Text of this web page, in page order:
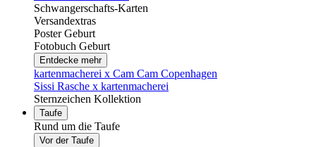
Schwangerschafts-Karten
Versandextras
Poster Geburt
Fotobuch Geburt
Entdecke mehr
kartenmacherei x Cam Cam Copenhagen
Sissi Rasche x kartenmacherei
Sternzeichen Kollektion
Taufe
Rund um die Taufe
Vor der Taufe